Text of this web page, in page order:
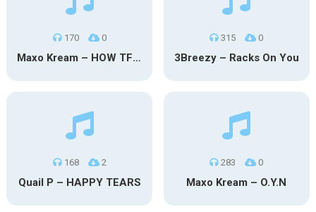
170 0
Maxo Kream – HOW TF I’M LUCKY
315 0
3Breezy – Racks On You
168 2
Quail P – HAPPY TEARS
283 0
Maxo Kream – O.Y.N